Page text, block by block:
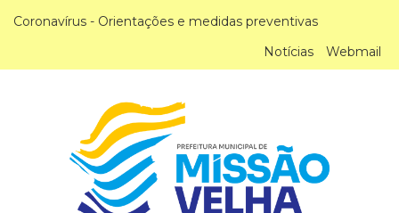
Coronavírus - Orientações e medidas preventivas
Notícias
Webmail